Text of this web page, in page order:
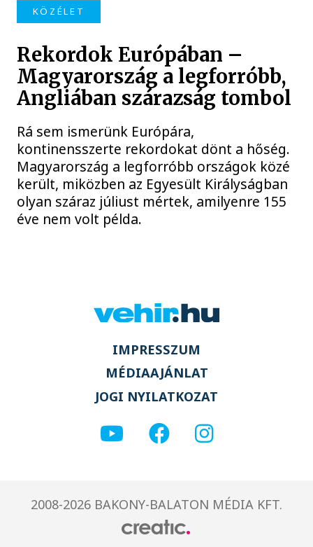
KÖZÉLET
Rekordok Európában –
Magyarország a legforróbb,
Angliában szárazság tombol
Rá sem ismerünk Európára,
kontinensszerte rekordokat dönt a hőség.
Magyarország a legforróbb országok közé
került, miközben az Egyesült Királyságban
olyan száraz júliust mértek, amilyenre 155
éve nem volt példa.
IMPRESSZUM
MÉDIAAJÁNLAT
JOGI NYILATKOZAT
2008-2026 BAKONY-BALATON MÉDIA KFT.